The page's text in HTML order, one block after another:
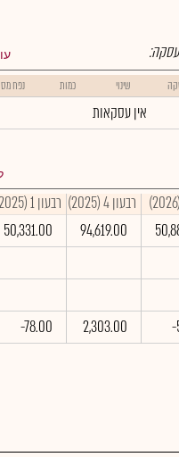
שינוי כמות נפח
אין עסקאות
רבעון 4 (2025) רבעון 1 (2025)
94,619.00
50,331.00
-
2,303.00
-78.00